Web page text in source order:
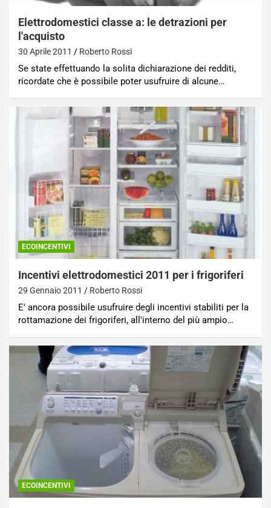
Elettrodomestici classe a: le detrazioni per
l'acquisto
30 Aprile 2011 Roberto Rossi
Se state effettuando la solita dichiarazione dei redditi,
ricordate che è possibile poter usufruire di alcune…
ECOINCENTIVI
Incentivi elettrodomestici 2011 per i frigoriferi
29 Gennaio 2011 Roberto Rossi
E' ancora possibile usufruire degli incentivi stabiliti per la
rottamazione dei frigoriferi, all'interno del più ampio…
ECOINCENTIVI